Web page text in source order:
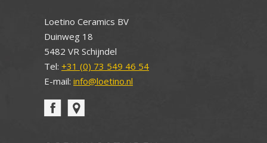
Loetino Ceramics BV
Duinweg 18
5482 VR Schijndel
Tel: +31 (0) 73 549 46 54
E-mail: info@loetino.nl